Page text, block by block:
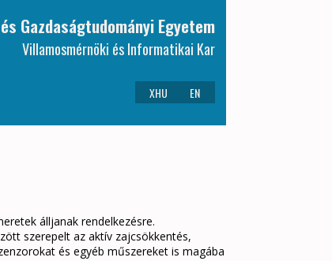
Gazdaságtudományi Egyetem
Villamosmérnöki és Informatikai Kar
XHU EN
álljanak rendelkezésre.
szerepelt az aktív zajcsökkentés,
és egyéb műszereket is magába